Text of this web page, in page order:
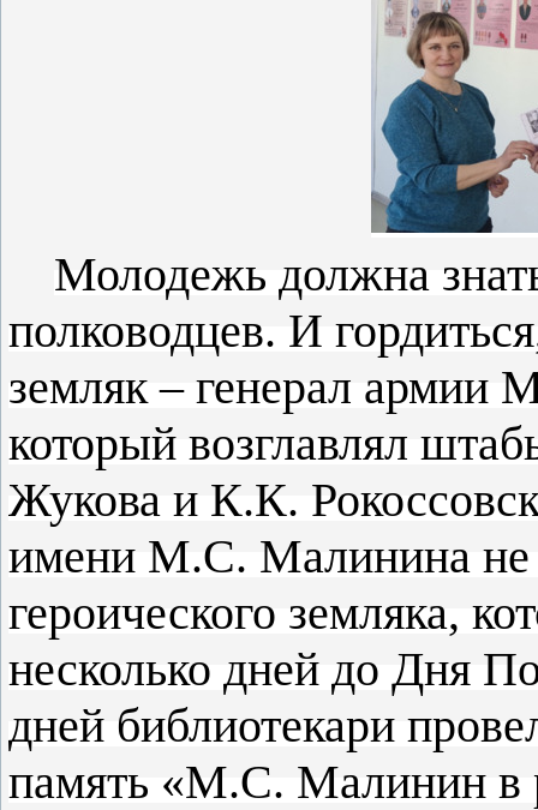
Молодежь должна
полководцев. И
земляк – генерал армии
который возглавлял
Жукова и К.К.
имени М.С. Малинина не
героического земляка,
несколько дней до Дня
дней библиотекари
память «М.С. Малинин в